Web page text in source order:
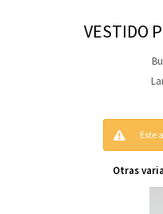
VESTIDO
Este
Otras